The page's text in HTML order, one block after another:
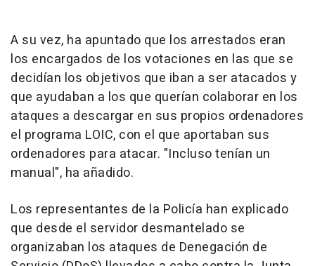
A su vez, ha apuntado que los arrestados eran
los encargados de los votaciones en las que se
decidían los objetivos que iban a ser atacados y
que ayudaban a los que querían colaborar en los
ataques a descargar en sus propios ordenadores
el programa LOIC, con el que aportaban sus
ordenadores para atacar. "Incluso tenían un
manual", ha añadido.
Los representantes de la Policía han explicado
que desde el servidor desmantelado se
organizaban los ataques de Denegación de